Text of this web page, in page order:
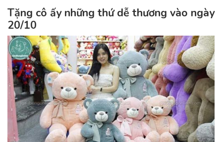
Tặng cô ấy những thứ dễ thương vào ngày
20/10